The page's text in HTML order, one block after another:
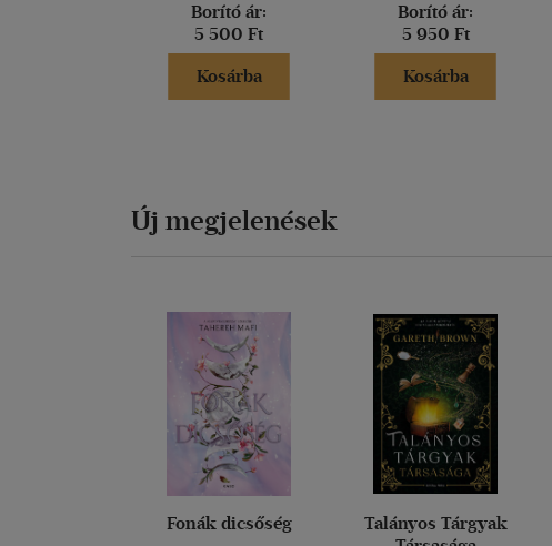
Borító ár:
5 500 Ft
Kosárba
Borító ár:
5 950 Ft
Kosárba
Új megjelenések
Fonák dicsőség
Talányos Tárgyak